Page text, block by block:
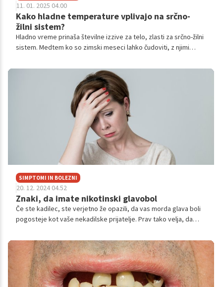
11. 01. 2025 04.00
Kako hladne temperature vplivajo na srčno-
žilni sistem?
Hladno vreme prinaša številne izzive za telo, zlasti za srčno-žilni
sistem. Medtem ko so zimski meseci lahko čudoviti, z njimi
Nenadne spremembe temperature in izpostavljenost mrazu
lahko vplivajo na delovanje srca in krvnih žil, kar lahko ogrozi
predvsem starejše ljudi, bolnike s srčno-žilnimi boleznimi ter
posameznike z dejavniki tveganja, kot so visok krvni tlak,
kajenje ali debelost.
SIMPTOMI IN BOLEZNI
20. 12. 2024 04.52
Znaki, da imate nikotinski glavobol
Če ste kadilec, ste verjetno že opazili, da vas morda glava boli
pogosteje kot vaše nekadilske prijatelje. Prav tako velja, da
tako imenovan nikotinski glavobol.